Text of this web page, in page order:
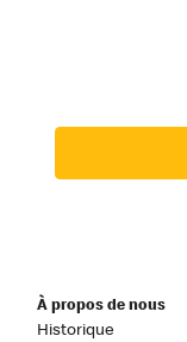
À propos de nous
Historique